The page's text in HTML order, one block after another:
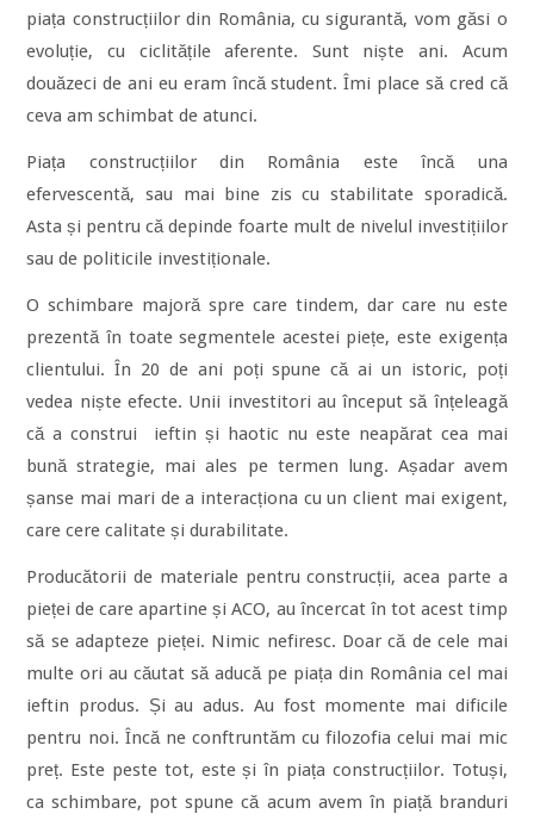
piața construcțiilor din România, cu sigurantă, vom găsi o
evoluție, cu ciclitățile aferente. Sunt niște ani. Acum
douăzeci de ani eu eram încă student. Îmi place să cred că
ceva am schimbat de atunci.
Piața construcțiilor din România este încă una
efervescentă, sau mai bine zis cu stabilitate sporadică.
Asta și pentru că depinde foarte mult de nivelul investițiilor
sau de politicile investiționale.
O schimbare majoră spre care tindem, dar care nu este
prezentă în toate segmentele acestei piețe, este exigența
clientului. În 20 de ani poți spune că ai un istoric, poți
vedea niște efecte. Unii investitori au început să înțeleagă
că a construi ieftin și haotic nu este neapărat cea mai
bună strategie, mai ales pe termen lung. Așadar avem
șanse mai mari de a interacționa cu un client mai exigent,
care cere calitate și durabilitate.
Producătorii de materiale pentru construcții, acea parte a
pieței de care apartine și ACO, au încercat în tot acest timp
să se adapteze pieței. Nimic nefiresc. Doar că de cele mai
multe ori au căutat să aducă pe piața din România cel mai
ieftin produs. Și au adus. Au fost momente mai dificile
pentru noi. Încă ne conftruntăm cu filozofia celui mai mic
preț. Este peste tot, este și în piața construcțiilor. Totuși,
ca schimbare, pot spune că acum avem în piață branduri